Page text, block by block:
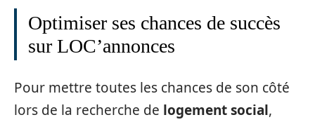
Optimiser ses chances de succès
sur LOC’annonces
Pour mettre toutes les chances de son côté
lors de la recherche de logement social,